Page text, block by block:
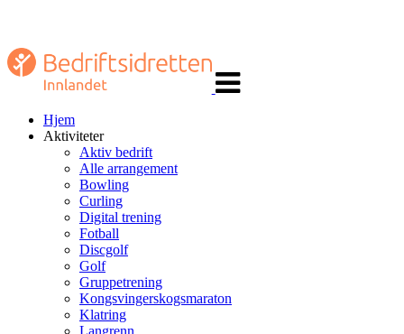
navigasjon
Hjem
Aktiviteter
Aktiv bedrift
Alle arrangement
Bowling
Curling
Digital trening
Fotball
Discgolf
Golf
Gruppetrening
Kongsvingerskogsmaraton
Klatring
Langrenn